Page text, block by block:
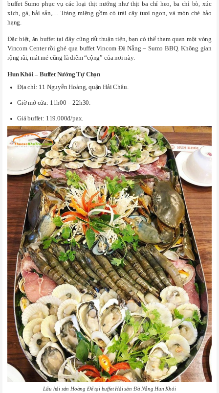
buffet Sumo phục vụ các loại thịt nướng như thịt ba chỉ heo, ba chỉ bò, xúc
xích, gà, hải sản,… Tráng miệng gồm có trái cây tươi ngon, và món chè hảo
hạng.
Đặc biệt, ăn buffet tại đây cũng rất thuận tiện, bạn có thể tham quan một vòng
Vincom Center rồi ghé qua buffet Vincom Đà Nẵng – Sumo BBQ. Không gian
rộng rãi, mát mẻ cũng là điểm “cộng” của nơi này.
Hun Khói – Buffet Nướng Tự Chọn
Địa chỉ: 11 Nguyễn Hoàng, quận Hải Châu.
Giờ mở cửa: 11h00 – 22h30.
Giá buffet: 119.000đ/pax.
Lẩu hải sản Hoàng Đế tại buffet Hải sản Đà Nẵng Hun Khói